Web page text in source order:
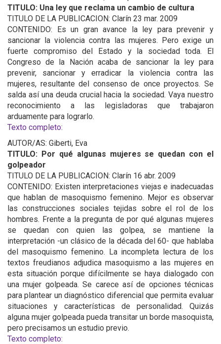
TITULO: Una ley que reclama un cambio de cultura
TITULO DE LA PUBLICACION: Clarín 23 mar. 2009
CONTENIDO: Es un gran avance la ley para prevenir y
sancionar la violencia contra las mujeres. Pero exige un
fuerte compromiso del Estado y la sociedad toda. El
Congreso de la Nación acaba de sancionar la ley para
prevenir, sancionar y erradicar la violencia contra las
mujeres, resultante del consenso de once proyectos. Se
salda así una deuda crucial hacia la sociedad. Vaya nuestro
reconocimiento a las legisladoras que trabajaron
arduamente para lograrlo.
Texto completo:
AUTOR/AS: Giberti, Eva
TITULO: Por qué algunas mujeres se quedan con el
golpeador
TITULO DE LA PUBLICACION: Clarín 16 abr. 2009
CONTENIDO: Existen interpretaciones viejas e inadecuadas
que hablan de masoquismo femenino. Mejor es observar
las construcciones sociales tejidas sobre el rol de los
hombres. Frente a la pregunta de por qué algunas mujeres
se quedan con quien las golpea, se mantiene la
interpretación -un clásico de la década del 60- que hablaba
del masoquismo femenino. La incompleta lectura de los
textos freudianos adjudica masoquismo a las mujeres en
esta situación porque difícilmente se haya dialogado con
una mujer golpeada. Se carece así de opciones técnicas
para plantear un diagnóstico diferencial que permita evaluar
situaciones y características de personalidad. Quizás
alguna mujer golpeada pueda transitar un borde masoquista,
pero precisamos un estudio previo.
Texto completo: